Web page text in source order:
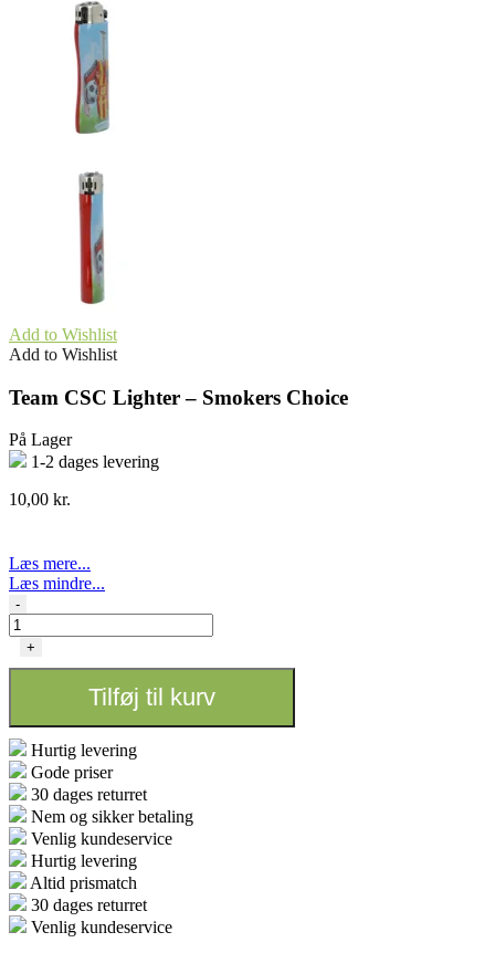
Add to Wishlist
Add to Wishlist
Team CSC Lighter – Smokers Choice
På Lager
1-2 dages levering
10,00 kr.
Læs mere...
Læs mindre...
Team
CSC
Lighter
antal
-
+
Tilføj til kurv
Hurtig levering
Gode priser
30 dages returret
Nem og sikker betaling
Venlig kundeservice
Hurtig levering
Altid prismatch
30 dages returret
Venlig kundeservice